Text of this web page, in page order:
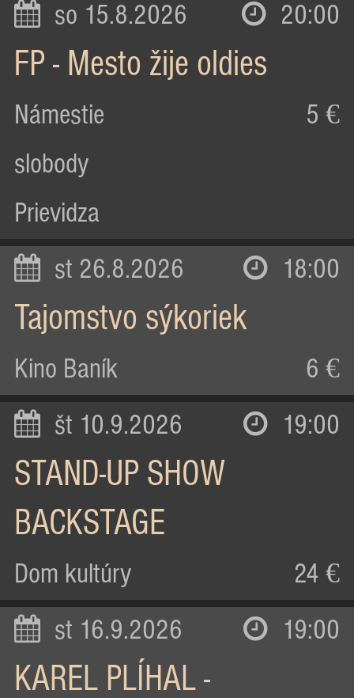
so 15.8.2026 20:00
FP - Mesto žije oldies
Námestie
slobody
Prievidza
5 €
st 26.8.2026 18:00
Tajomstvo sýkoriek
Kino Baník 6 €
št 10.9.2026 19:00
STAND-UP SHOW
BACKSTAGE
Dom kultúry 24 €
st 16.9.2026 19:00
KAREL PLÍHAL -